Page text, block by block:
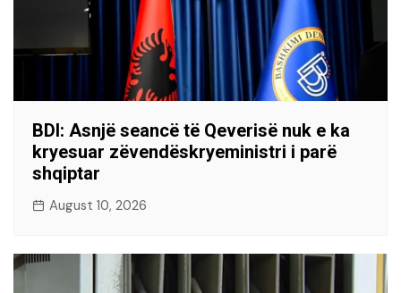
BDI: Asnjë seancë të Qeverisë nuk e ka
kryesuar zëvendëskryeministri i parë
shqiptar
August 10, 2026